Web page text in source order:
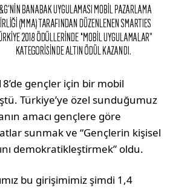
gençler için bir mobil
Türkiye’ye özel sunduğumuz
amacı gençlere göre
sunmak ve “Gençlerin kişisel
demokratikleştirmek” oldu.
bu girişimimiz şimdi 1,4